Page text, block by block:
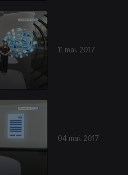
11 mai. 2017
04 mai. 2017